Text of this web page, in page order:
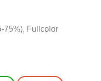
75%), Fullcolor